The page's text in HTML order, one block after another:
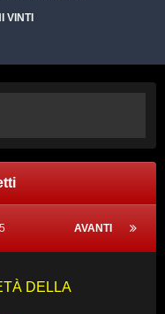
VINTI
AVANTI
DELLA